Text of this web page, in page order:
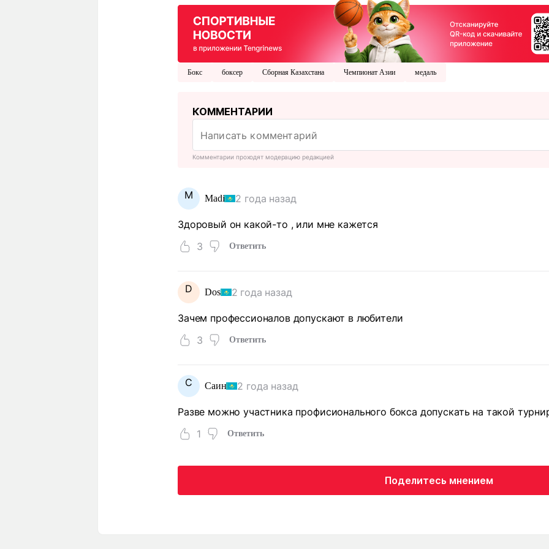
Бокс боксер Сборная Казахстана Чемпионат Азии медаль
КОММЕНТАРИИ
Комментарии проходят модерацию редакцией
M Madi 2 года назад
Здоровый он какой-то , или мне кажется
3
Ответить
D Dos 2 года назад
Зачем профессионалов допускают в любители
3
Ответить
С Саин 2 года назад
Разве можно участника профисионального бокса допускать на такой
1
Ответить
Поделитесь мнением